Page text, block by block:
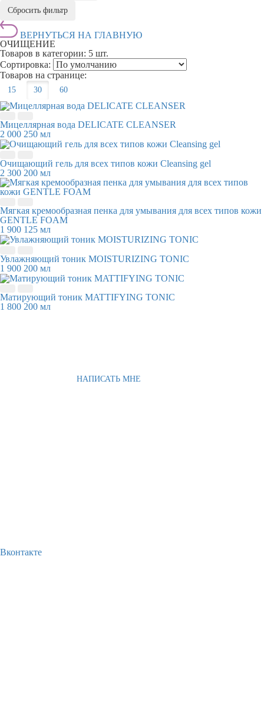
Сбросить фильтр
ВЕРНУТЬСЯ НА ГЛАВНУЮ
ОЧИЩЕНИЕ
Товаров в категории: 5 шт.
Сортировка:
Товаров на странице:
15 30 60
Мицеллярная вода DELICATE CLEANSER
2 000 250 мл
Очищающий гель для всех типов кожи Cleansing gel
2 300 200 мл
Мягкая кремообразная пенка для умывания для всех типов кожи
GENTLE FOAM
1 900 125 мл
Увлажняющий тоник MOISTURIZING TONIC
1 900 200 мл
Матирующий тоник MATTIFYING TONIC
1 800 200 мл
НАПИСАТЬ МНЕ
Вконтакте